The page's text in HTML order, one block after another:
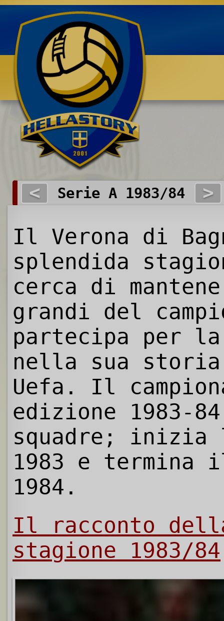
Benvenuti su HELLASTORY.net
< Serie A 1983/84 >
Il Verona di
splendida
cerca di
grandi del
partecipa per
nella sua storia
Uefa. Il
edizione 1983-
squadre; inizia
1983 e termina
1984.
Il racconto
stagione 1983/84